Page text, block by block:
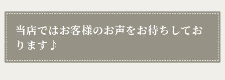
当店ではお客様のお声をお待ちしてお
ります♪